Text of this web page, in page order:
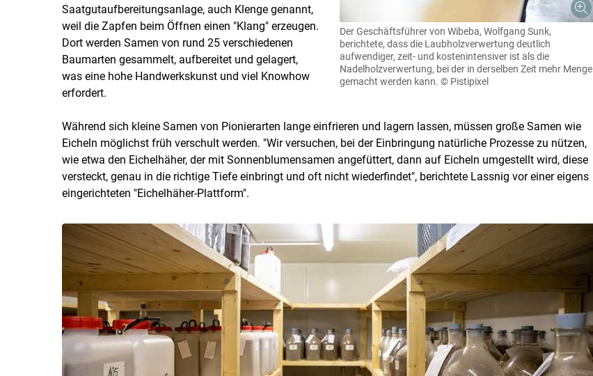
Der Geschäftsführer von Wibeba, Wolfgang Sunk,
berichtete, dass die Laubholzverwertung deutlich
aufwendiger, zeit- und kostenintensiver ist als die
Nadelholzverwertung, bei der in derselben Zeit mehr Menge
gemacht werden kann. © Pistipixel
Saatgutaufbereitungsanlage, auch Klenge genannt,
weil die Zapfen beim Öffnen einen "Klang" erzeugen.
Dort werden Samen von rund 25 verschiedenen
Baumarten gesammelt, aufbereitet und gelagert,
was eine hohe Handwerkskunst und viel Knowhow
erfordert.
Während sich kleine Samen von Pionierarten lange einfrieren und lagern lassen, müssen große Samen wie
Eicheln möglichst früh verschult werden. "Wir versuchen, bei der Einbringung natürliche Prozesse zu nützen,
wie etwa den Eichelhäher, der mit Sonnenblumensamen angefüttert, dann auf Eicheln umgestellt wird, diese
versteckt, genau in die richtige Tiefe einbringt und oft nicht wiederfindet", berichtete Lassnig vor einer eigens
eingerichteten "Eichelhäher-Plattform".